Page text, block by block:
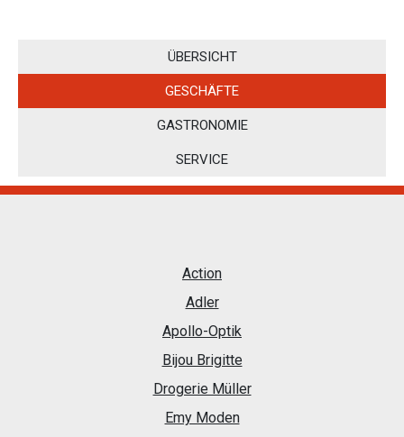
ÜBERSICHT
GESCHÄFTE
GASTRONOMIE
SERVICE
Action
Adler
Apollo-Optik
Bijou Brigitte
Drogerie Müller
Emy Moden